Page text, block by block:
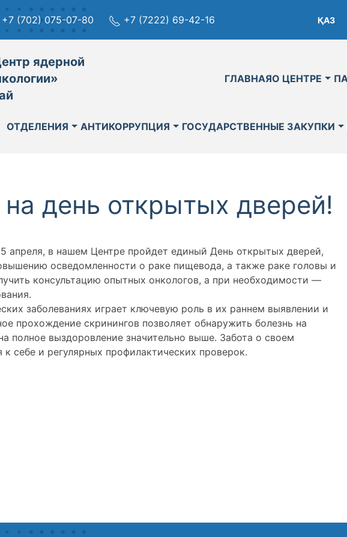
+7 (702) 075-07-80 +7 (7222) 69-42-16 ҚАЗ
ядерной
ГЛАВНАЯО ЦЕНТРЕ
ОТДЕЛЕНИЯ АНТИКОРРУПЦИЯ ГОСУДАРСТВЕННЫЕ ЗАКУПКИ
день открытых дверей!
апреля, в нашем Центре пройдет единый День открытых дверей,
осведомленности о раке пищевода, а также раке головы и
консультацию опытных онкологов, а при необходимости —
заболеваниях играет ключевую роль в их раннем выявлении и
прохождение скринингов позволяет обнаружить болезнь на
полное выздоровление значительно выше. Забота о своем
себе и регулярных профилактических проверок.